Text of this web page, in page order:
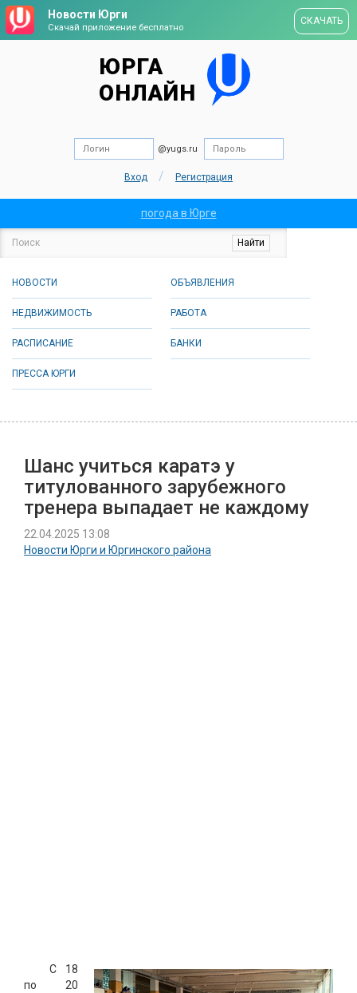
Новости Юрги
Скачай приложение бесплатно
СКАЧАТЬ
ЮРГА
ОНЛАЙН
@yugs.ru
Вход / Регистрация
погода в Юрге
НОВОСТИ ОБЪЯВЛЕНИЯ
НЕДВИЖИМОСТЬ РАБОТА
РАСПИСАНИЕ БАНКИ
ПРЕССА ЮРГИ
Шанс учиться каратэ у
титулованного зарубежного
тренера выпадает не каждому
22.04.2025 13:08
Новости Юрги и Юргинского района
С 18
по 20